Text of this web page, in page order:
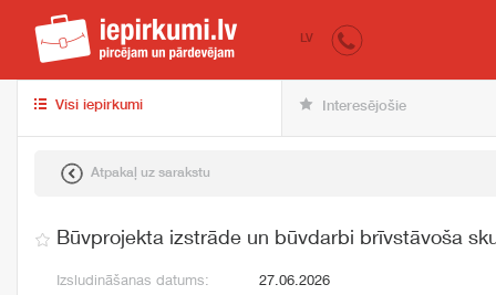
iepirkumi.lv
LV
Visi iepirkumi Interesējošie
Atpakaļ uz sarakstu
Būvprojekta izstrāde un būvdarbi brīvstāvoša
Izsludināšanas datums:
27.06.2026